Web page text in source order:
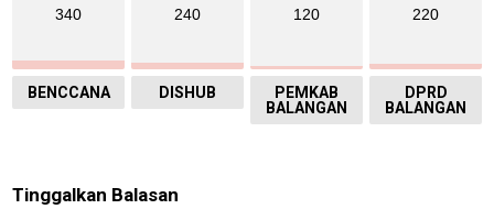
340
BENCCANA
240
DISHUB
120
PEMKAB
BALANGAN
220
DPRD
BALANGAN
Tinggalkan Balasan